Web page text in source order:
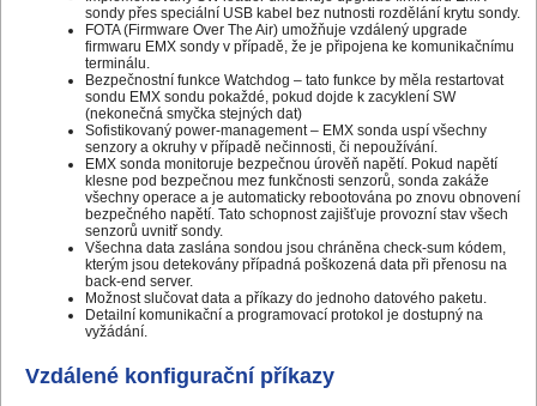
sondy přes speciální USB kabel bez nutnosti rozdělání krytu sondy.
FOTA (Firmware Over The Air) umožňuje vzdálený upgrade
firmwaru EMX sondy v případě, že je připojena ke komunikačnímu
terminálu.
Bezpečnostní funkce Watchdog – tato funkce by měla restartovat
sondu EMX sondu pokaždé, pokud dojde k zacyklení SW
(nekonečná smyčka stejných dat)
Sofistikovaný power-management – EMX sonda uspí všechny
senzory a okruhy v případě nečinnosti, či nepoužívání.
EMX sonda monitoruje bezpečnou úrověň napětí. Pokud napětí
klesne pod bezpečnou mez funkčnosti senzorů, sonda zakáže
všechny operace a je automaticky rebootována po znovu obnovení
bezpečného napětí. Tato schopnost zajišťuje provozní stav všech
senzorů uvnitř sondy.
Všechna data zaslána sondou jsou chráněna check-sum kódem,
kterým jsou detekovány případná poškozená data při přenosu na
back-end server.
Možnost slučovat data a příkazy do jednoho datového paketu.
Detailní komunikační a programovací protokol je dostupný na
vyžádání.
Vzdálené konfigurační příkazy